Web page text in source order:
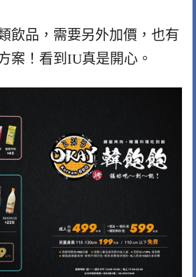
飲品，需要另外加價，也有
案！看到IU真是開心。